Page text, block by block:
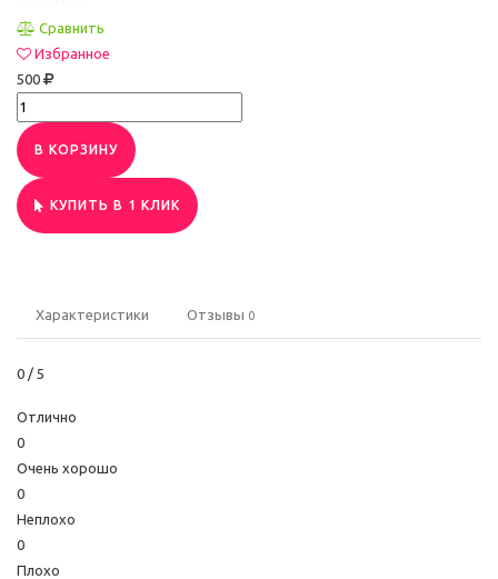
Сравнить
Избранное
500
В КОРЗИНУ
КУПИТЬ В 1 КЛИК
Характеристики Отзывы 0
0 / 5
Отлично
0
Очень хорошо
0
Неплохо
0
Плохо